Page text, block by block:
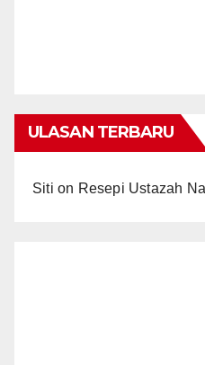
ULASAN TERBARU
Siti on Resepi Ustazah